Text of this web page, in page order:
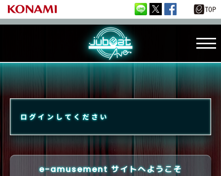
ログインしてください
e-amusement サイトへようこそ